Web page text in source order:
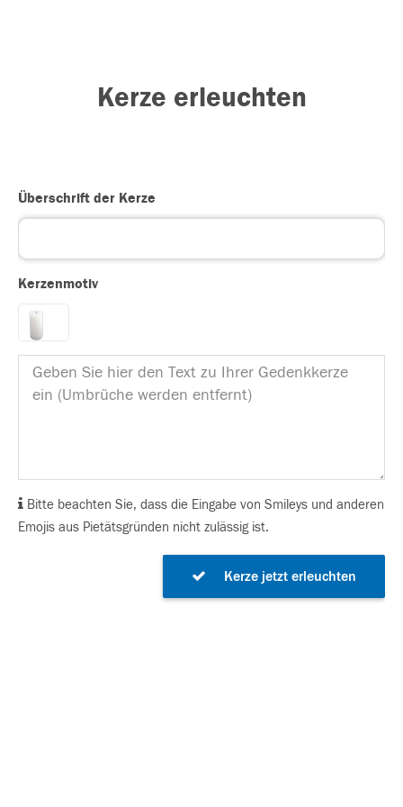
Kerze erleuchten
Überschrift der Kerze
Kerzenmotiv
Bitte beachten Sie, dass die Eingabe von Smileys und anderen
Emojis aus Pietätsgründen nicht zulässig ist.
Kerze jetzt erleuchten